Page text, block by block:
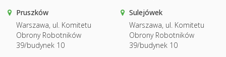
Pruszków
Warszawa, ul. Komitetu
Obrony Robotników
39/budynek 10
Sulejówek
Warszawa, ul. Komitetu
Obrony Robotników
39/budynek 10